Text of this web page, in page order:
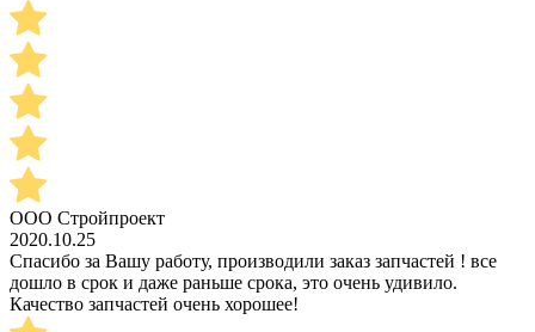
ООО Стройпроект
2020.10.25
Спасибо за Вашу работу, производили заказ запчастей ! все
дошло в срок и даже раньше срока, это очень удивило.
Качество запчастей очень хорошее!